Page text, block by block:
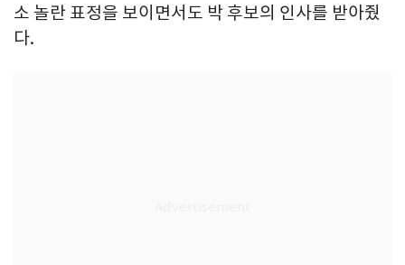
소 놀란 표정을 보이면서도 박 후보의 인사를 받아줬
다.